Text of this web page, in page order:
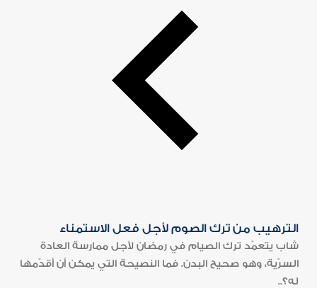
الترهيب من ترك الصوم لأجل فعل الاستمناء
شاب يتعمّد ترك الصيام في رمضان لأجل ممارسة العادة
السرّية، وهو صحيح البدن. فما النصيحة التي يمكن أن أقدّمها
له؟..